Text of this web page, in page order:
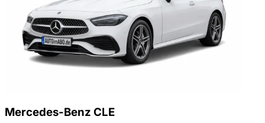
Mercedes-Benz CLE